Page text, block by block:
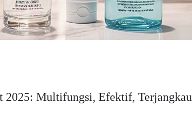
2025: Multifungsi, Efektif, Terjangkau